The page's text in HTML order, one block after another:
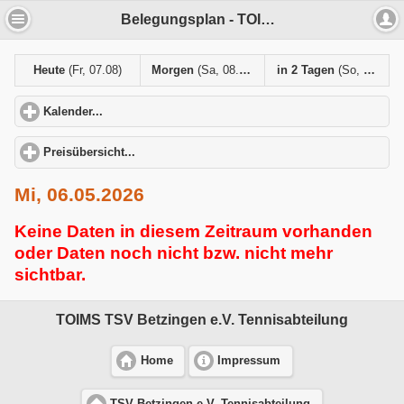
Belegungsplan - TOIMS TSV Betzingen e.V. Tennisabteilung
Heute (Fr, 07.08) Morgen(Sa, 08.08) in 2 Tagen (So, 09.08)
Kalender...
Preisübersicht...
Mi, 06.05.2026
Keine Daten in diesem Zeitraum vorhanden
oder Daten noch nicht bzw. nicht mehr
sichtbar.
TOIMS TSV Betzingen e.V. Tennisabteilung
Home Impressum